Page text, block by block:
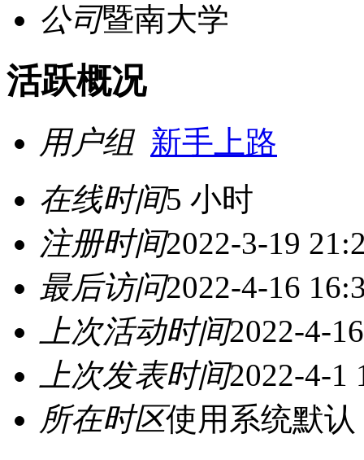
公司暨南大学
活跃概况
用户组 新手上路
在线时间5 小时
注册时间2022-3-19
最后访问2022-4-16
上次活动时间2022-4-
上次发表时间2022-4-1
所在时区使用系统默认